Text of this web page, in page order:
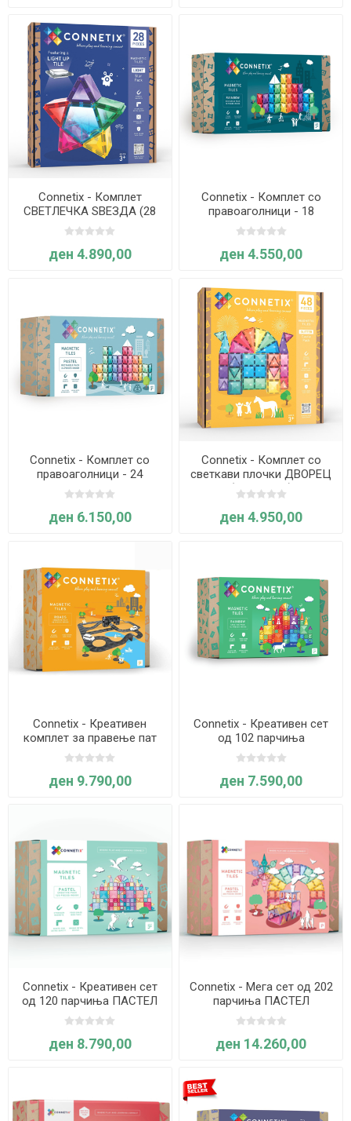
Connetix - Комплет
СВЕТЛЕЧКА ЅВЕЗДА (28
плочки со 1 светлечка
плочка)
ден 4.890,00
Connetix - Комплет со
правоаголници - 18
парчиња ВИНОЖИТО
ден 4.550,00
Connetix - Комплет со
правоаголници - 24
парчиња ПАСТЕЛ
ден 6.150,00
Connetix - Комплет со
светкави плочки ДВОРЕЦ
(48 плочки)
ден 4.950,00
Connetix - Креативен
комплет за правење пат
48 парчиња
ден 9.790,00
Connetix - Креативен сет
од 102 парчиња
ВИНОЖИТО
ден 7.590,00
Connetix - Креативен сет
од 120 парчиња ПАСТЕЛ
ден 8.790,00
Connetix - Мега сет од 202
парчиња ПАСТЕЛ
ден 14.260,00